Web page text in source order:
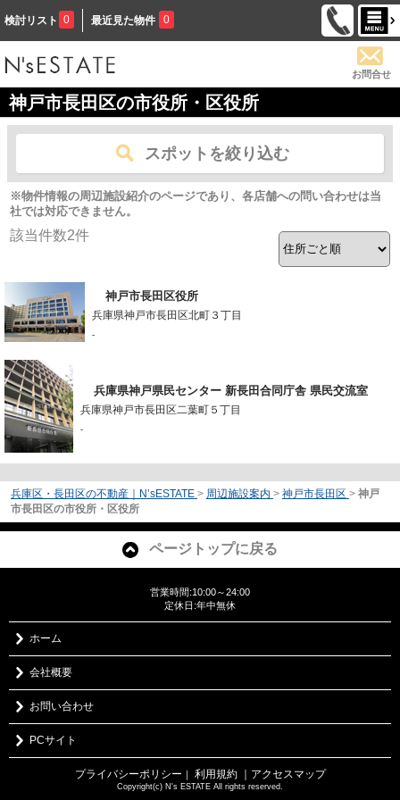
検討リスト 0 最近見た物件 0
お問合せ
神戸市長田区の市役所・区役所
スポットを絞り込む
※物件情報の周辺施設紹介のページであり、各店舗への問い合わせは当
社では対応できません。
該当件数2件
神戸市長田区役所
兵庫県神戸市長田区北町３丁目
-
兵庫県神戸県民センター 新長田合同庁舎 県民交流室
兵庫県神戸市長田区二葉町５丁目
-
兵庫区・長田区の不動産｜N’sESTATE > 周辺施設案内 > 神戸市長田区 > 神戸
市長田区の市役所・区役所
ページトップに戻る
営業時間:10:00～24:00
定休日:年中無休
ホーム
会社概要
お問い合わせ
PCサイト
プライバシーポリシー ｜ 利用規約 ｜アクセスマップ
Copyright(c) N's ESTATE All rights reserved.